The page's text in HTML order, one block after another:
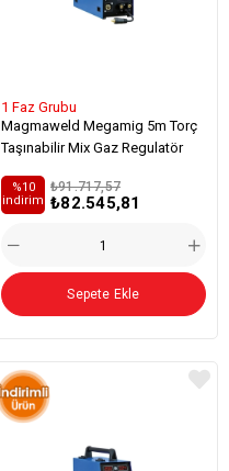
1 Faz Grubu
Magmaweld Megamig 5m Torç
Taşınabilir Mix Gaz Regulatör
₺82.545,81
₺91.717,57
%10
i̇ndirim
Sepete Ekle